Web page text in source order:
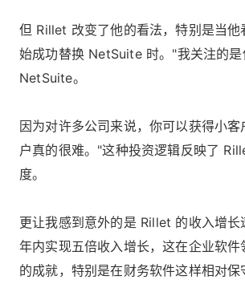
但 Rillet 改变了他的看法，特别是当他
始成功替换 NetSuite 时。"我关注的
NetSuite。
因为对许多公司来说，你可以获得小
户真的很难。"这种投资逻辑反映了
度。
更让我感到意外的是 Rillet 的收入增长
年内实现五倍收入增长，这在企业软件
的成就，特别是在财务软件这样相对保